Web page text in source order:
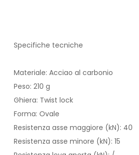
Specifiche tecniche
Materiale: Acciao al carbonio
Peso: 210 g
Ghiera: Twist lock
Forma: Ovale
Resistenza asse maggiore (kN): 40
Resistenza asse minore (kN): 15